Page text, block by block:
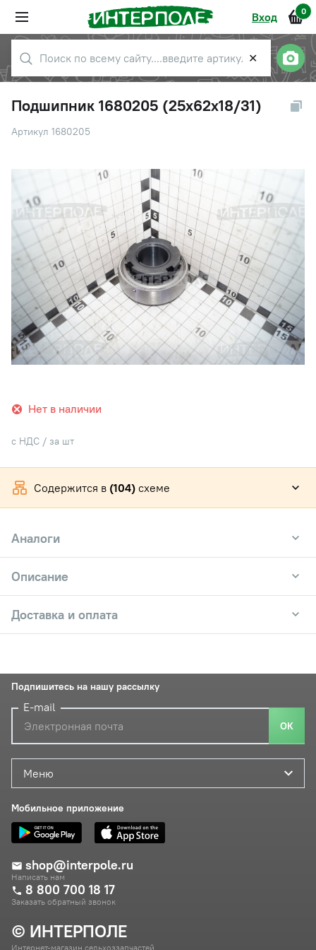
Вход 0
✕
Подшипник 1680205 (25х62х18/31)
Артикул 1680205
Нет в наличии
с НДС / за шт
Содержится в (104) схеме
Аналоги
Описание
Доставка и оплата
© ИНТЕРПОЛЕ
Интернет-магазин сельхоззапчастей
Меню
Мобильное приложение
shop@interpole.ru
Написать нам
8 800 700 18 17
Заказать обратный звонок
Подпишитесь на нашу рассылку
E-mail
ОК